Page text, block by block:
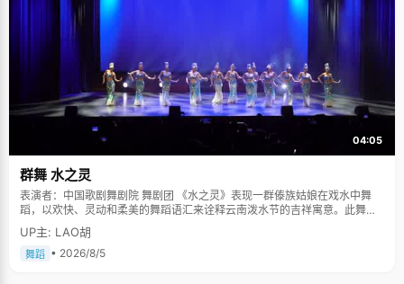
04:05
群舞 水之灵
表演者：中国歌剧舞剧院 舞剧团 《水之灵》表现一群傣族姑娘在戏水中舞
蹈，以欢快、灵动和柔美的舞蹈语汇来诠释云南泼水节的吉祥寓意。此舞蹈
多次在中国人民大会堂及国际舞台上表演，一直得到赞誉其舞美，人美，寓
意美。。
UP主: LAO胡
舞蹈 • 2026/8/5